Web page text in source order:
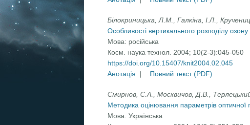
Білокриницька, Л.М., Галкіна, І.Л.,
Особливості вертикального розподілу
Мова: російська
Косм. наука технол. 2004; 10(2-3):045-050
https://doi.org/10.15407/knit2004.02.045
Анотація
| Повний текст (PDF)
Смирнов, С.А., Москвичов, Д.В.,
Методика оцінювання параметрів оптичної
Мова: Українська